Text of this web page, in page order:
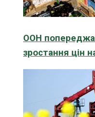
ООН
зростання цін